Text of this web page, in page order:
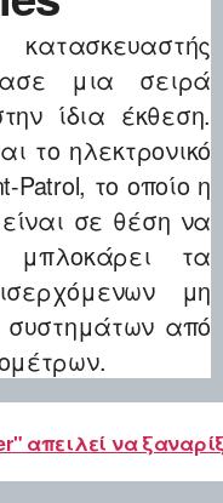
μια σειρά
ίδια έκθεση.
το ηλεκτρονικό
το οποίο η
είναι σε θέση να
μπλοκάρει τα
μη
από
απειλεί να